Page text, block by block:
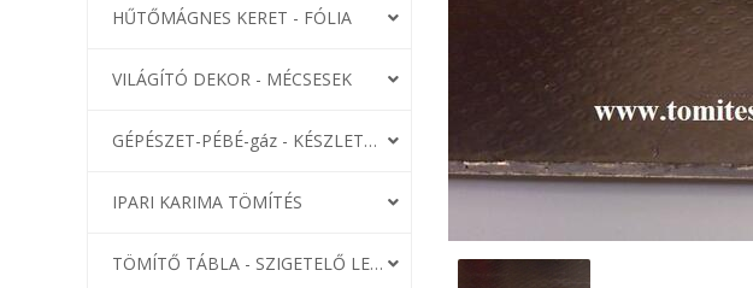
HŰTŐMÁGNES KERET - FÓLIA
VILÁGÍTÓ DEKOR - MÉCSESEK
GÉPÉSZET-PÉBÉ-gáz - KÉSZLETEK
IPARI KARIMA TÖMÍTÉS
TÖMÍTŐ TÁBLA - SZIGETELŐ LEMEZ